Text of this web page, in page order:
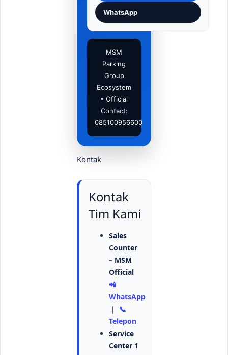
WhatsApp
MSM
Parking
Group
Ecosystem
• Official
Contact:
085100956600
Kontak
Kontak
Tim Kami
Sales
Counter
– MSM
Official
📲
WhatsApp
| 📞
Telepon
Service
Center 1